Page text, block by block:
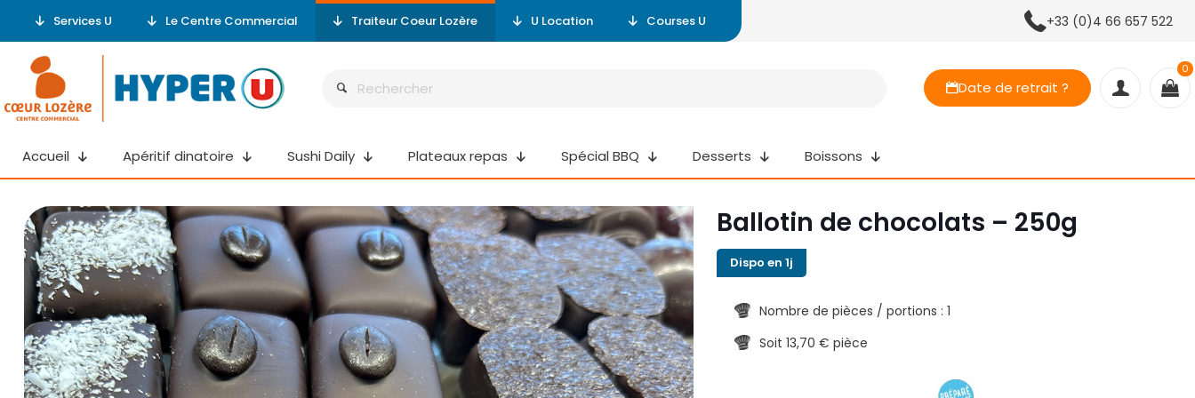
Services U Le Centre Commercial Traiteur Coeur Lozère U Location Courses U +33 (0)4 66 657 522
Date de retrait ?
0
Accueil Apéritif dinatoire Sushi Daily Plateaux repas Spécial BBQ Desserts Boissons
Ballotin de chocolats – 250g
Dispo en 1j
Nombre de pièces / portions : 1
Soit 13,70 € pièce